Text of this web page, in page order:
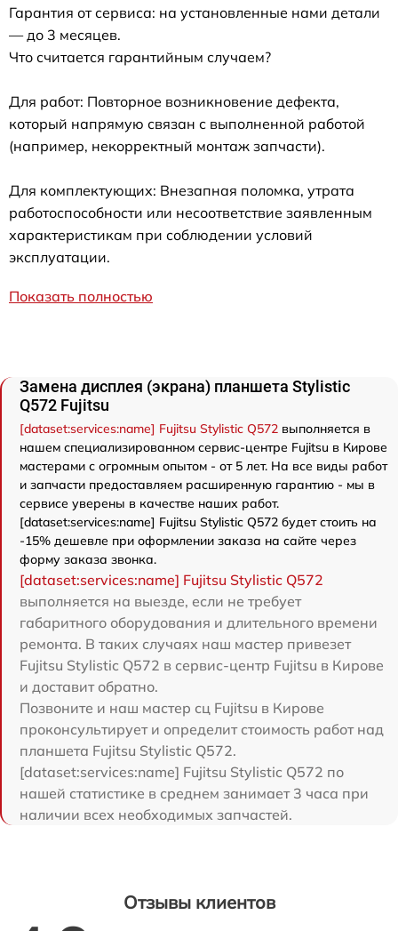
Гарантия от сервиса: на установленные нами детали
— до 3 месяцев.
Что считается гарантийным случаем?
Для работ: Повторное возникновение дефекта,
который напрямую связан с выполненной работой
(например, некорректный монтаж запчасти).
Для комплектующих: Внезапная поломка, утрата
работоспособности или несоответствие заявленным
характеристикам при соблюдении условий
эксплуатации.
Показать полностью
Замена дисплея (экрана) планшета Stylistic
Q572 Fujitsu
[dataset:services:name] Fujitsu Stylistic Q572 выполняется в
нашем специализированном сервис-центре Fujitsu в Кирове
мастерами с огромным опытом - от 5 лет. На все виды работ
и запчасти предоставляем расширенную гарантию - мы в
сервисе уверены в качестве наших работ.
[dataset:services:name] Fujitsu Stylistic Q572 будет стоить на
-15% дешевле при оформлении заказа на сайте через
форму заказа звонка.
[dataset:services:name] Fujitsu Stylistic Q572
выполняется на выезде, если не требует
габаритного оборудования и длительного времени
ремонта. В таких случаях наш мастер привезет
Fujitsu Stylistic Q572 в сервис-центр Fujitsu в Кирове
и доставит обратно.
Позвоните и наш мастер сц Fujitsu в Кирове
проконсультирует и определит стоимость работ над
планшета Fujitsu Stylistic Q572.
[dataset:services:name] Fujitsu Stylistic Q572 по
нашей статистике в среднем занимает 3 часа при
наличии всех необходимых запчастей.
Отзывы клиентов